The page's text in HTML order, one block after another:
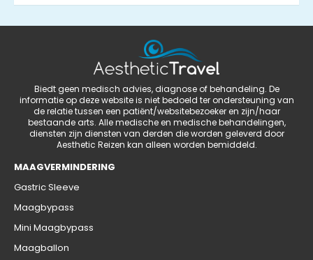
Biedt geen medisch advies, diagnose of behandeling. De
informatie op deze website is niet bedoeld ter ondersteuning van
de relatie tussen een patiënt/websitebezoeker en zijn/haar
bestaande arts. Alle medische en medische behandelingen,
diensten zijn diensten van derden die worden geleverd door
Aesthetic Reizen kan alleen worden bemiddeld.
MAAGVERMINDERING
Gastric Sleeve
Maagbypass
Mini Maagbypass
Maagballon